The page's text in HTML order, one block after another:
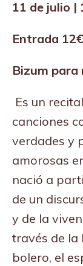
11 de julio |
Entrada 12€
Bizum para
Es un
canciones
verdades y
amorosas
nació a
de un
y de la
través de la
bolero, el